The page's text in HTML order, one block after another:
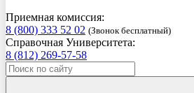
Приемная комиссия:
8 (800) 333 52 02 (Звонок бесплатный)
Справочная Университета:
8 (812) 269-57-58